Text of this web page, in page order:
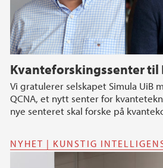
Kvanteforskingssenter til
Vi gratulerer selskapet Simula UiB med tildelingen til
QCNA, et nytt senter for
nye senteret skal forske på
NYHET | KUNSTIG